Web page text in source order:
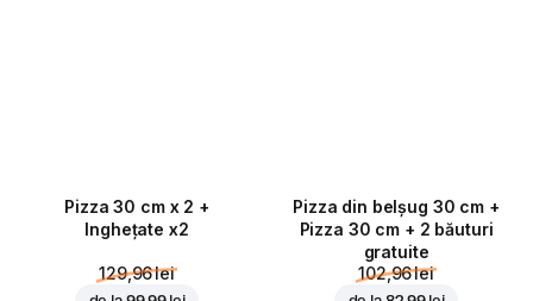
Pizza 30 cm x 2 +
Inghețate x2
129,96 lei
Pizza din belșug 30 cm +
Pizza 30 cm + 2 băuturi
gratuite
102,96 lei